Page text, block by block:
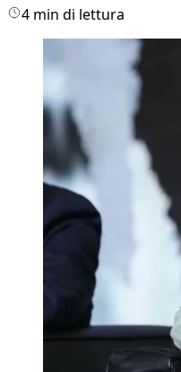
4 min di lettura